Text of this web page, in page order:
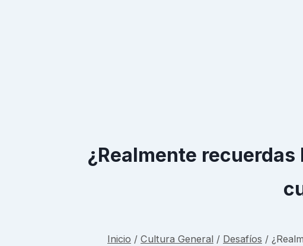
¿Realmente
Inicio / Cultura General / Desafíos /